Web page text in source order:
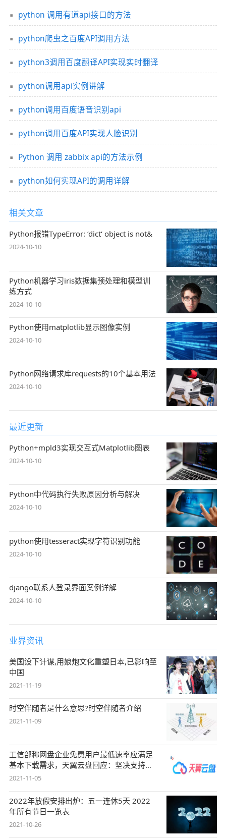
python 调用有道api接口的方法
python爬虫之百度API调用方法
python3调用百度翻译API实现实时翻译
python调用api实例讲解
python调用百度语音识别api
python调用百度API实现人脸识别
Python 调用 zabbix api的方法示例
python如何实现API的调用详解
相关文章
Python报错TypeError: ‘dict‘ object is not&
2024-10-10
Python机器学习iris数据集预处理和模型训
练方式
2024-10-10
Python使用matplotlib显示图像实例
2024-10-10
Python网络请求库requests的10个基本用法
2024-10-10
最近更新
Python+mpld3实现交互式Matplotlib图表
2024-10-10
Python中代码执行失败原因分析与解决
2024-10-10
python使用tesseract实现字符识别功能
2024-10-10
django联系人登录界面案例详解
2024-10-10
业界资讯
美国设下计谋,用娘炮文化重塑日本,已影响至
中国
2021-11-19
时空伴随者是什么意思?时空伴随者介绍
2021-11-09
工信部称网盘企业免费用户最低速率应满足
基本下载需求，天翼云盘回应：坚决支持，
始终
2021-11-05
2022年放假安排出炉：五一连休5天 2022
年所有节日一览表
2021-10-26